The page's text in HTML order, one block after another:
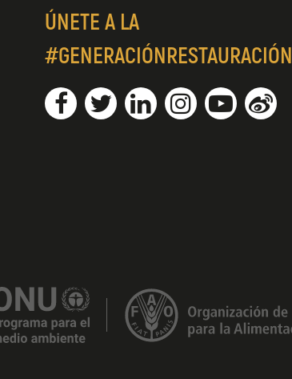
ÚNETE A LA
#GENERACIÓNRESTAURACIÓN